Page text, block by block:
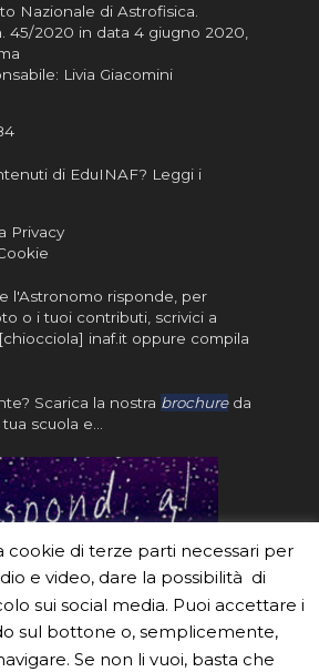
Nazionale di Astrofisica
45/2020 in data 4 giugno 2020,
Livia Giacomini
di EduINAF? Leggi i
Privacy
l'Astronomo risponde, per
o i tuoi contributi, scrivici a
inaf.it oppure compila
Scarica la nostra brochureda
scuola e…
cookie di terze parti necessari per
e video, dare la possibilità di
sui social media. Puoi accettare i
sul bottone o, semplicemente,
Se non li vuoi, basta che